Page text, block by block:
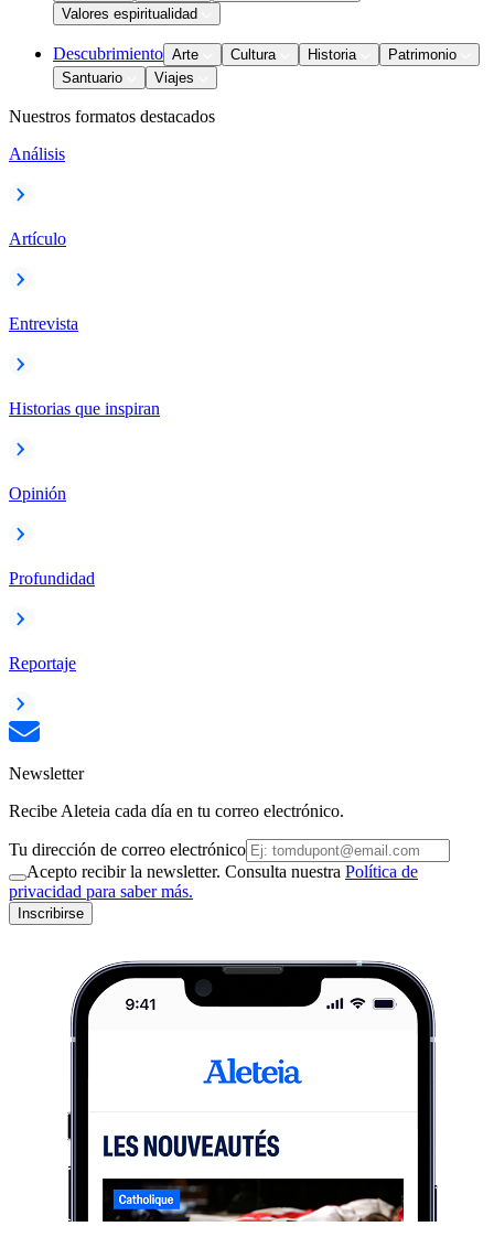
Valores espiritualidad
Descubrimiento Arte Cultura Historia
Patrimonio
Santuario
Viajes
Nuestros formatos destacados
Análisis
Artículo
Entrevista
Historias que inspiran
Opinión
Profundidad
Reportaje
Newsletter
Recibe Aleteia cada día en tu correo electrónico.
Tu dirección de correo electrónico
Acepto recibir la newsletter. Consulta nuestra Política de
privacidad para saber más.
Inscribirse